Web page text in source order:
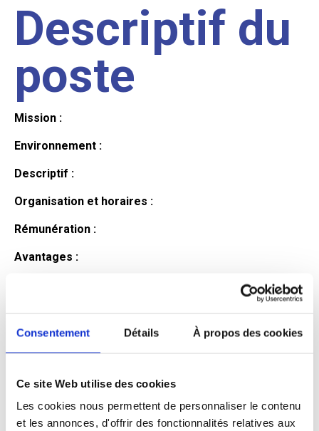
Consentement Détails À propos des cookies
Ce site Web utilise des cookies
Les cookies nous permettent de personnaliser le contenu
et les annonces, d'offrir des fonctionnalités relatives aux
Descriptif du
poste
Mission :
Environnement :
Descriptif :
Organisation et horaires :
Rémunération :
Avantages :
candidat
Qualifications et diplômes :
Profil recherché :